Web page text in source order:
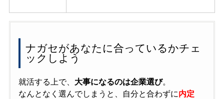
ナガセがあなたに合っているかチェ
ックしよう
就活する上で、 大事になるのは企業選び。
なんとなく選んでしまうと、自分と合わずに内定